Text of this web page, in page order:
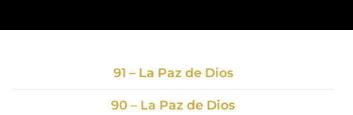
91 – La Paz de Dios
90 – La Paz de Dios